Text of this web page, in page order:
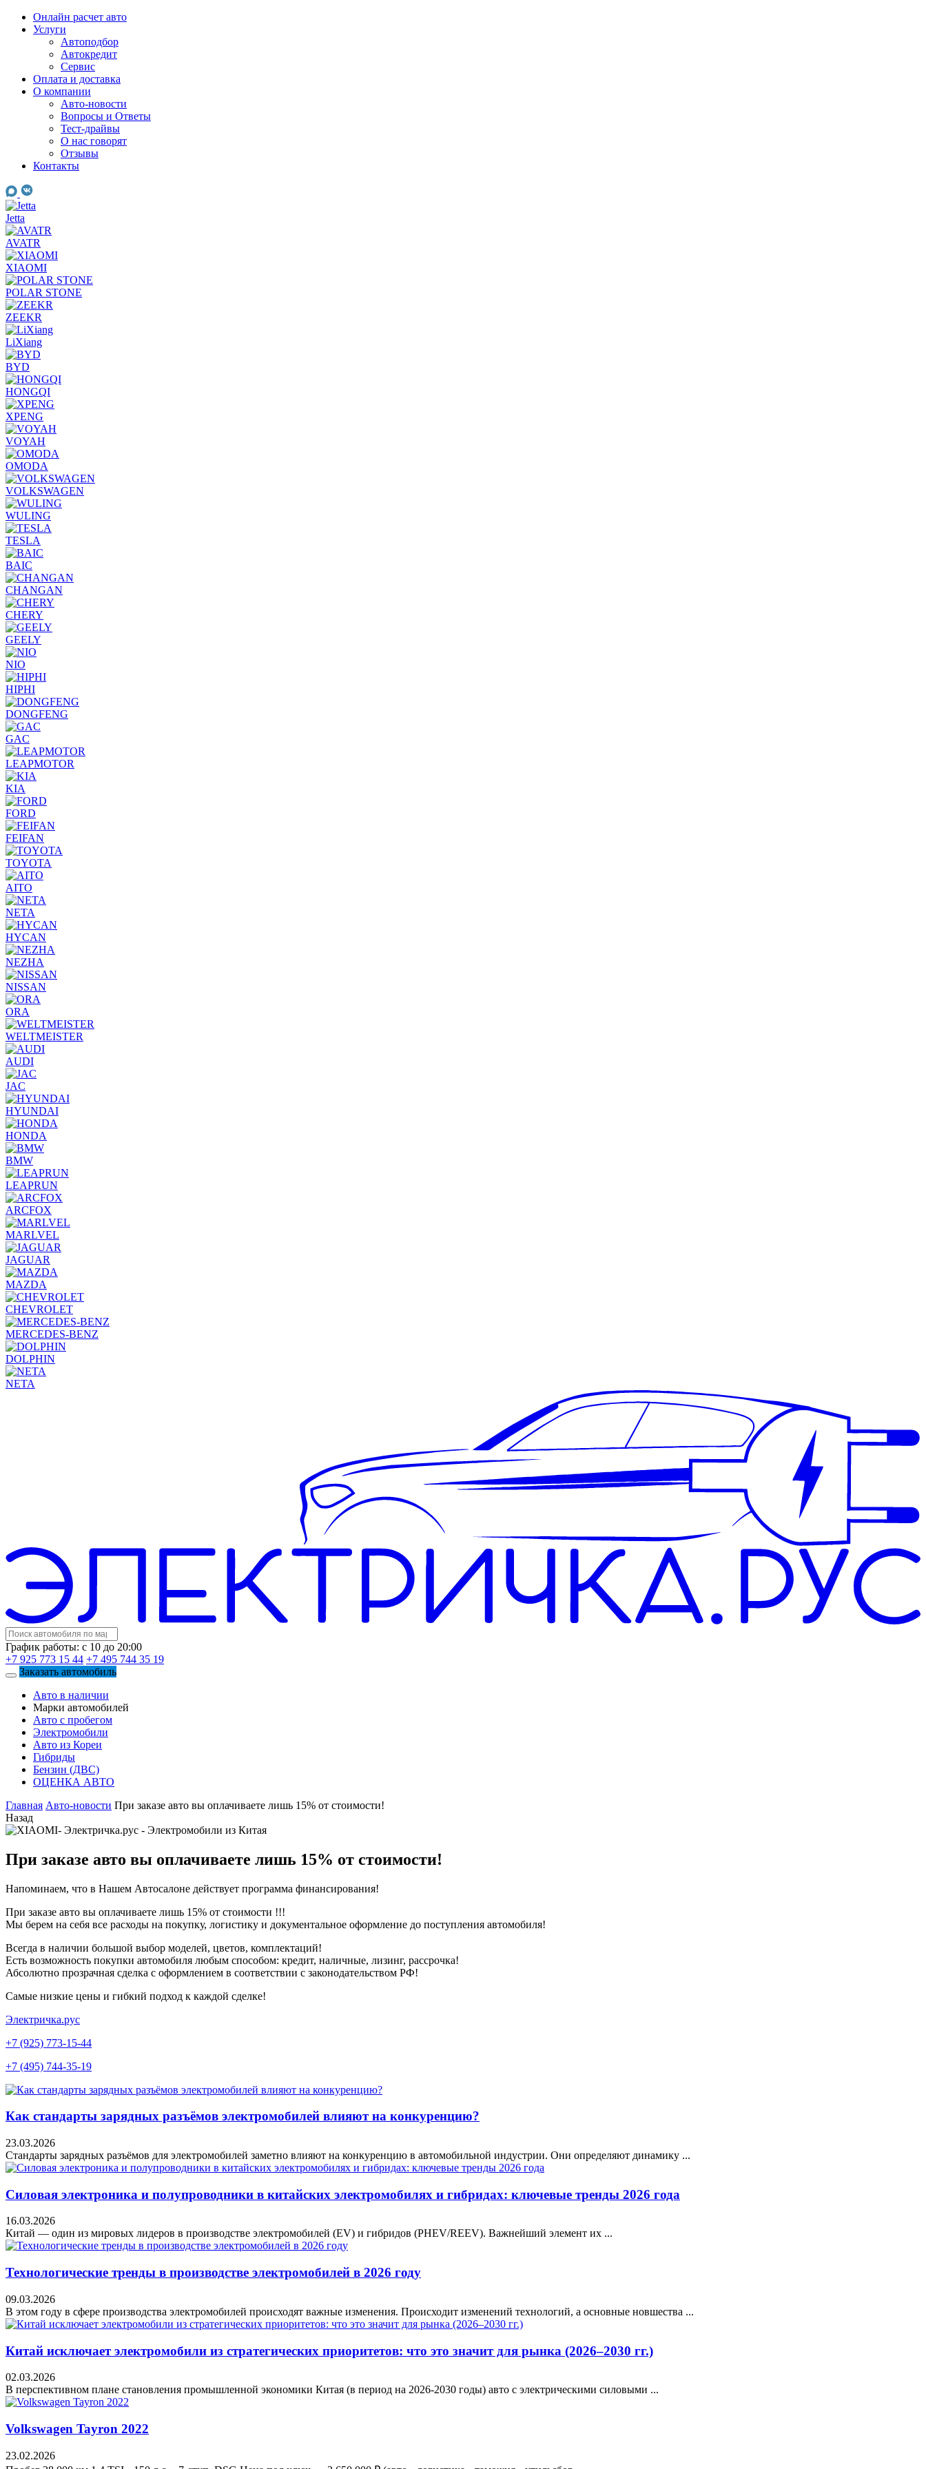
Skip
Онлайн расчет авто
Услуги
Автоподбор
Автокредит
Сервис
Оплата и доставка
О компании
Авто-новости
Вопросы и Ответы
Тест-драйвы
О нас говорят
Отзывы
Контакты
Jetta
AVATR
XIAOMI
POLAR STONE
ZEEKR
LiXiang
BYD
HONGQI
XPENG
VOYAH
OMODA
VOLKSWAGEN
WULING
TESLA
BAIC
CHANGAN
CHERY
GEELY
NIO
HIPHI
DONGFENG
GAC
LEAPMOTOR
KIA
FORD
FEIFAN
TOYOTA
AITO
NETA
HYCAN
NEZHA
NISSAN
ORA
WELTMEISTER
AUDI
JAC
HYUNDAI
HONDA
BMW
LEAPRUN
ARCFOX
MARLVEL
JAGUAR
MAZDA
CHEVROLET
MERCEDES-BENZ
DOLPHIN
NETA
График работы: с 10 до 20:00
+7 925 773 15 44 +7 495 744 35 19
Заказать автомобиль
Авто в наличии
Марки автомобилей
Авто с пробегом
Электромобили
Авто из Кореи
Гибриды
Бензин (ДВС)
ОЦЕНКА АВТО
Главная Авто-новости При заказе авто вы оплачиваете лишь 15% от стоимости!
Назад
При заказе авто вы оплачиваете лишь 15% от стоимости!
Напоминаем, что в Нашем Автосалоне действует программа финансирования!
При заказе авто вы оплачиваете лишь 15% от стоимости !!!
Мы берем на себя все расходы на покупку, логистику и документальное оформление до поступления автомобиля!
Всегда в наличии большой выбор моделей, цветов, комплектаций!
Есть возможность покупки автомобиля любым способом: кредит, наличные, лизинг, рассрочка!
Абсолютно прозрачная сделка с оформлением в соответствии с законодательством РФ!
Самые низкие цены и гибкий подход к каждой сделке!
Электричка.рус
+7 (925) 773-15-44
+7 (495) 744-35-19
Как стандарты зарядных разъёмов электромобилей влияют на конкуренцию?
23.03.2026
Стандарты зарядных разъёмов для электромобилей заметно влияют на конкуренцию в автомобильной индустрии. Они определяют динамику ...
Силовая электроника и полупроводники в китайских электромобилях и гибридах: ключевые тренды 2026 года
16.03.2026
Китай — один из мировых лидеров в производстве электромобилей (EV) и гибридов (PHEV/REEV). Важнейший элемент их ...
Технологические тренды в производстве электромобилей в 2026 году
09.03.2026
В этом году в сфере производства электромобилей происходят важные изменения. Происходит изменений технологий, а основные новшества ...
Китай исключает электромобили из стратегических приоритетов: что это значит для рынка (2026–2030 гг.)
02.03.2026
В перспективном плане становления промышленной экономики Китая (в период на 2026-2030 годы) авто с электрическими силовыми ...
Volkswagen Tayron 2022
23.02.2026